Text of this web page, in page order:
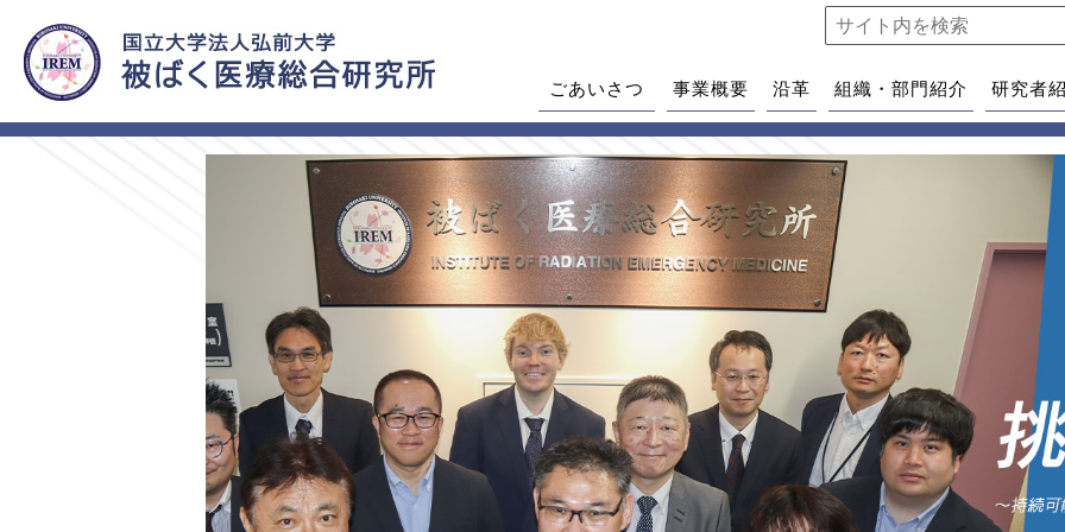
ごあいさつ 事業概要 沿革 組織・部門紹介 研究者